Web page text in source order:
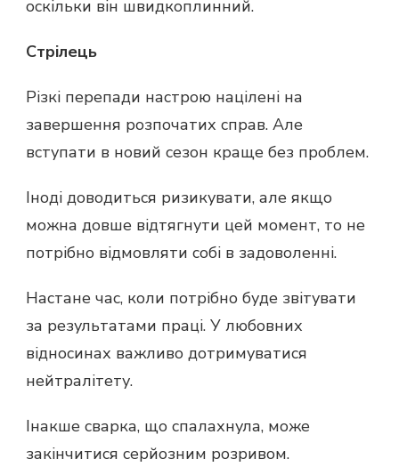
оскільки він швидкоплинний.
Стрілець
Різкі перепади настрою націлені на
завершення розпочатих справ. Але
вступати в новий сезон краще без проблем.
Іноді доводиться ризикувати, але якщо
можна довше відтягнути цей момент, то не
потрібно відмовляти собі в задоволенні.
Настане час, коли потрібно буде звітувати
за результатами праці. У любовних
відносинах важливо дотримуватися
нейтралітету.
Інакше сварка, що спалахнула, може
закінчитися серйозним розривом.